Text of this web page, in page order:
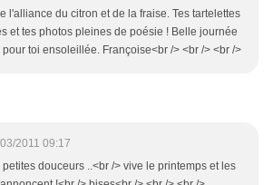
l'alliance du citron et de la fraise. Tes tartelettes
et tes photos pleines de poésie ! Belle journée
toi ensoleillée. Françoise<br /> <br /> <br />
2011 09:17
douceurs ..<br /> vive le printemps et les